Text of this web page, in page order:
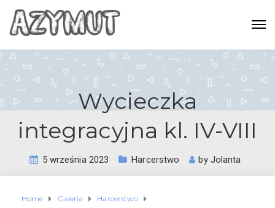
Wycieczka
integracyjna kl. IV-VIII
5 września 2023 Harcerstwo by Jolanta
Home Galeria
Harcerstwo